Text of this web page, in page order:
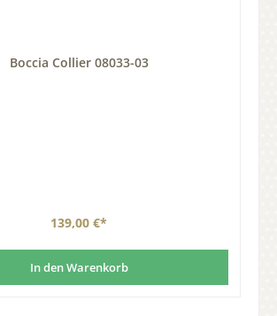
Boccia Collier 08033-03
139,00 €*
In den Warenkorb